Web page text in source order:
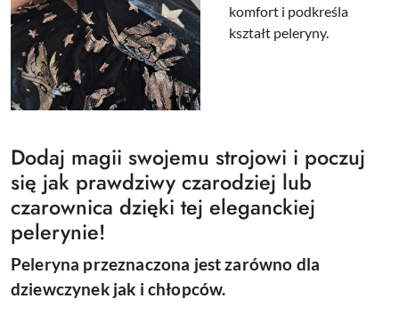
komfort i podkreśla
kształt peleryny.
Dodaj magii swojemu strojowi i poczuj
się jak prawdziwy czarodziej lub
czarownica dzięki tej eleganckiej
pelerynie!
Peleryna przeznaczona jest zarówno dla
dziewczynek jak i chłopców.